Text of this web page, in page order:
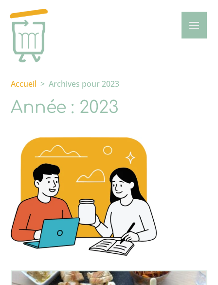
Accueil >Archives pour 2023
Année : 2023